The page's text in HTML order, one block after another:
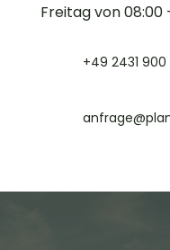
Freitag von 08:00
+49 2431